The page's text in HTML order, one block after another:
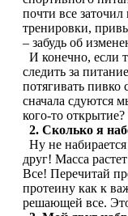
BCAA
НАЗАД
Порошковые BCAA
BCAA в таблетках и
Креатин
Предтренировочные
почти все
тренировки,
– забудь об
И конечно, если
следить за
потягивать
сначала сдуются
кого-то открытие?
2. Сколько я
Ну не
друг! Масса
Все! Перечитай
протеину как к
решающей все.